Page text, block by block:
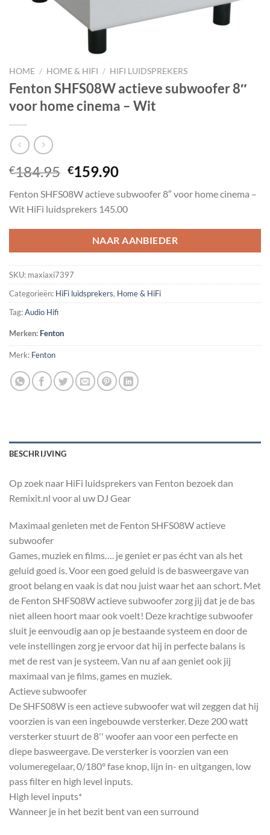
HOME / HOME & HIFI / HIFI LUIDSPREKERS
Fenton SHFS08W actieve subwoofer 8″
voor home cinema – Wit
€184.95 Oorspronkelijke
was:
€184.95.
€159.90Huidige
is:
€159.90.
Fenton SHFS08W actieve subwoofer 8″ voor home cinema –
Wit HiFi luidsprekers 145.00
NAAR AANBIEDER
SKU: maxiaxi7397
Categorieën: HiFi luidsprekers, Home & HiFi
Tag:Audio Hifi
Merken: Fenton
Merk: Fenton
BESCHRIJVING
Op zoek naar HiFi luidsprekers van Fenton bezoek dan
Remixit.nl voor al uw DJ Gear
Maximaal genieten met de Fenton SHFS08W actieve
subwoofer
Games, muziek en films…. je geniet er pas écht van als het
geluid goed is. Voor een goed geluid is de basweergave van
groot belang en vaak is dat nou juist waar het aan schort. Met
de Fenton SHFS08W actieve subwoofer zorg jij dat je de bas
niet alleen hoort maar ook voelt! Deze krachtige subwoofer
sluit je eenvoudig aan op je bestaande systeem en door de
vele instellingen zorg je ervoor dat hij in perfecte balans is
met de rest van je systeem. Van nu af aan geniet ook jij
maximaal van je films, games en muziek.
Actieve subwoofer
De SHFS08W is een actieve subwoofer wat wil zeggen dat hij
voorzien is van een ingebouwde versterker. Deze 200 watt
versterker stuurt de 8'' woofer aan voor een perfecte en
diepe basweergave. De versterker is voorzien van een
volumeregelaar, 0/180° fase knop, lijn in- en uitgangen, low
pass filter en high level inputs.
High level inputs*
Wanneer je in het bezit bent van een surround